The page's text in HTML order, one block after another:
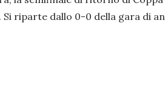
riparte dallo 0-0 della gara di